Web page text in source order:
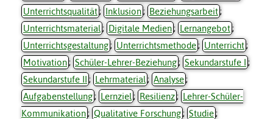
Unterrichtsqualität; Inklusion; Beziehungsarbeit;
Unterrichtsmaterial ; Digitale Medien; Lernangebot;
Unterrichtsgestaltung; Unterrichtsmethode; Unterricht;
Motivation; Schüler-Lehrer-Beziehung; Sekundarstufe I ;
Sekundarstufe II ; Lehrmaterial ; Analyse;
Aufgabenstellung; Lernziel ; Resilienz; Lehrer-Schüler-
Kommunikation; Qualitative Forschung; Studie;